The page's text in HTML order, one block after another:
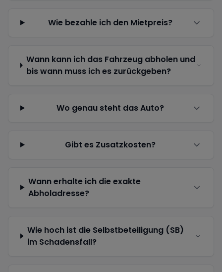
Wie bezahle ich den Mietpreis?
Wann kann ich das Fahrzeug abholen und
bis wann muss ich es zurückgeben?
Wo genau steht das Auto?
Gibt es Zusatzkosten?
Wann erhalte ich die exakte
Abholadresse?
Wie hoch ist die Selbstbeteiligung (SB)
im Schadensfall?